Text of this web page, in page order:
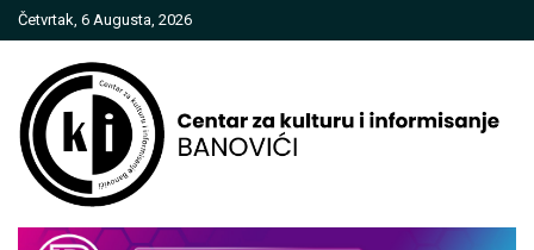
Skip
to
Četvrtak, 6 Augusta, 2026
Centar za kulturu i informisanje